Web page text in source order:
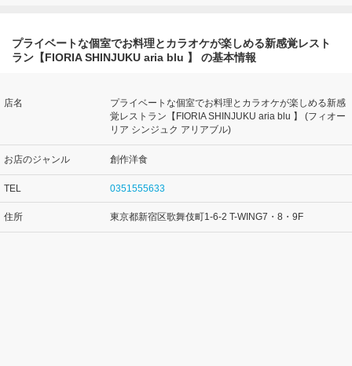
プライベートな個室でお料理とカラオケが楽しめる新感覚レスト
ラン【FIORIA SHINJUKU aria blu 】 の基本情報
店名
プライベートな個室でお料理とカラオケが楽しめる新感
覚レストラン【FIORIA SHINJUKU aria blu 】 (フィオー
リア シンジュク アリアブル)
お店のジャンル 創作洋食
TEL 0351555633
住所 東京都新宿区歌舞伎町1-6-2 T-WING7・8・9F